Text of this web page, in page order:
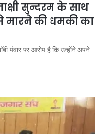
सुन्दरम के साथ
की धमकी का
पंवार पर आरोप है कि उन्होंने अपने